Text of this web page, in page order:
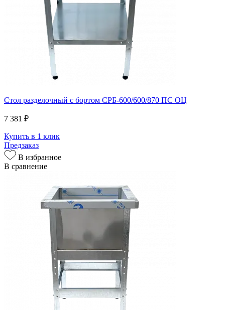
Стол разделочный с бортом СРБ-600/600/870 ПС ОЦ
7 381 ₽
Купить в 1 клик
Предзаказ
В избранное
В сравнение